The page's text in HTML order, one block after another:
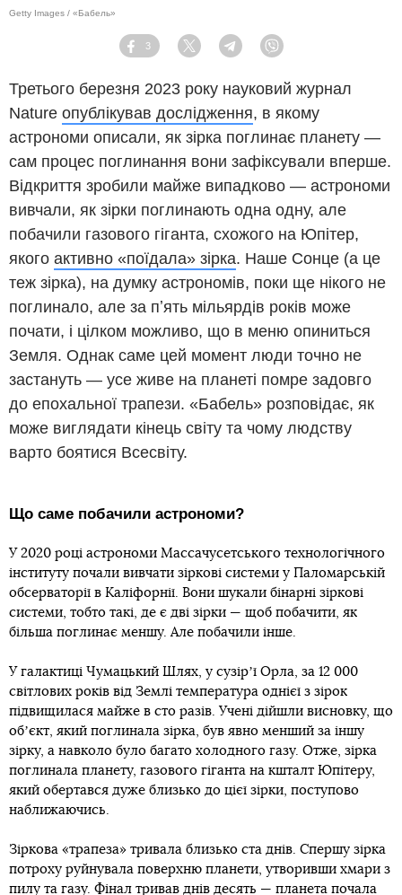
Getty Images / «Бабель»
Facebook
3
Twitter TelegramViber
Третього березня 2023 року науковий журнал
Nature опублікував дослідження, в якому
астрономи описали, як зірка поглинає планету —
сам процес поглинання вони зафіксували вперше.
Відкриття зробили майже випадково — астрономи
вивчали, як зірки поглинають одна одну, але
побачили газового гіганта, схожого на Юпітер,
якого активно «поїдала» зірка. Наше Сонце (а це
теж зірка), на думку астрономів, поки ще нікого не
поглинало, але за пʼять мільярдів років може
почати, і цілком можливо, що в меню опиниться
Земля. Однак саме цей момент люди точно не
застануть — усе живе на планеті помре задовго
до епохальної трапези. «Бабель» розповідає, як
може виглядати кінець світу та чому людству
варто боятися Всесвіту.
Що саме побачили астрономи?
У 2020 році астрономи Массачусетського технологічного
інституту почали вивчати зіркові системи у Паломарській
обсерваторії в Каліфорнії. Вони шукали бінарні зіркові
системи, тобто такі, де є дві зірки — щоб побачити, як
більша поглинає меншу. Але побачили інше.
У галактиці Чумацький Шлях, у сузірʼї Орла, за 12 000
світлових років від Землі температура однієї з зірок
підвищилася майже в сто разів. Учені дійшли висновку, що
обʼєкт, який поглинала зірка, був явно менший за іншу
зірку, а навколо було багато холодного газу. Отже, зірка
поглинала планету, газового гіганта на кшталт Юпітеру,
який обертався дуже близько до цієї зірки, поступово
наближаючись.
Зіркова «трапеза» тривала близько ста днів. Спершу зірка
потроху руйнувала поверхню планети, утворивши хмари з
пилу та газу. Фінал тривав днів десять — планета почала